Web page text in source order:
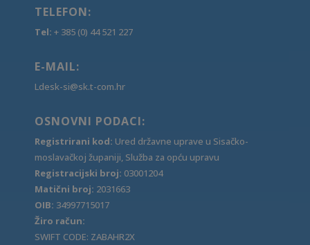
TELEFON:
Tel: + 385 (0) 44 521 227
E-MAIL:
Ldesk-si@sk.t-com.hr
OSNOVNI PODACI:
Registrirani kod: Ured državne uprave u Sisačko-
moslavačkoj županiji, Služba za opću upravu
Registracijski broj: 03001204
Matični broj: 2031663
OIB: 34997715017
Žiro račun:
SWIFT CODE: ZABAHR2X